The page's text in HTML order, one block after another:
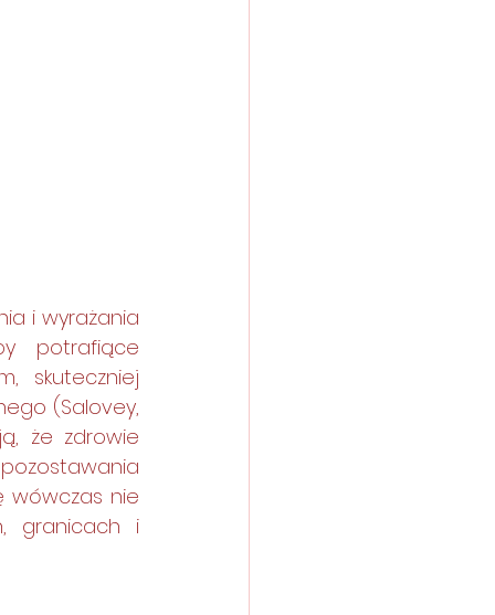
i wyrażania
potrafiące
skuteczniej
(Salovey,
że zdrowie
wówczas nie
granicach i